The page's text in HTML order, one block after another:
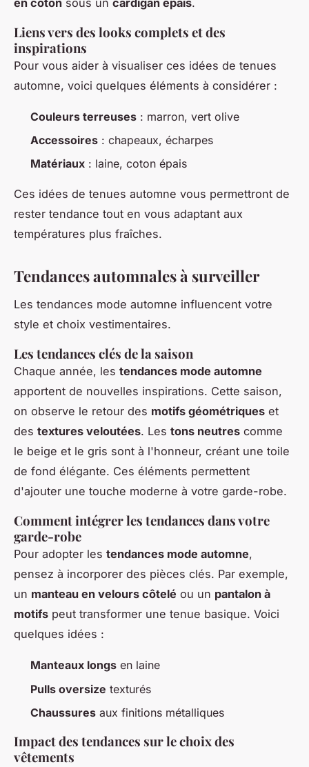
Liens vers des looks complets et des
inspirations
Pour vous aider à visualiser ces idées de tenues
automne, voici quelques éléments à considérer :
Couleurs terreuses : marron, vert olive
Accessoires : chapeaux, écharpes
Matériaux : laine, coton épais
Ces idées de tenues automne vous permettront de
rester tendance tout en vous adaptant aux
températures plus fraîches.
Tendances automnales à surveiller
Les tendances mode automne influencent votre
style et choix vestimentaires.
Les tendances clés de la saison
Chaque année, les tendances mode automne
apportent de nouvelles inspirations. Cette saison,
on observe le retour des motifs géométriques et
des textures veloutées. Les tons neutres comme
le beige et le gris sont à l'honneur, créant une toile
de fond élégante. Ces éléments permettent
d'ajouter une touche moderne à votre garde-robe.
Comment intégrer les tendances dans votre
garde-robe
Pour adopter les tendances mode automne,
pensez à incorporer des pièces clés. Par exemple,
un manteau en velours côtelé ou un pantalon à
motifs peut transformer une tenue basique. Voici
quelques idées :
Manteaux longs en laine
Pulls oversize texturés
Chaussures aux finitions métalliques
Impact des tendances sur le choix des
vêtements